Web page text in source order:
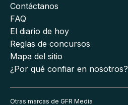
Contáctanos
FAQ
El diario de hoy
Reglas de concursos
Mapa del sitio
¿Por qué confiar en nosotros?
Otras marcas de GFR Media